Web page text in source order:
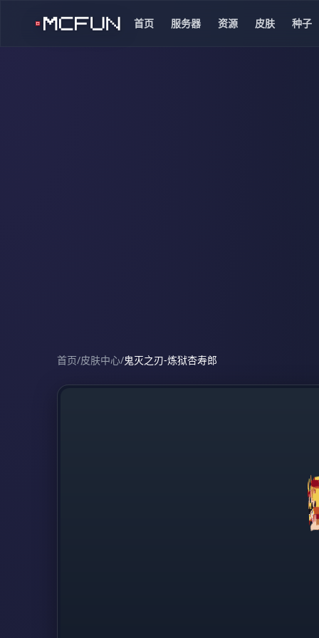
首页 服务器 资源 皮肤 种子
首页/皮肤中心/鬼灭之刃-炼狱杏寿郎